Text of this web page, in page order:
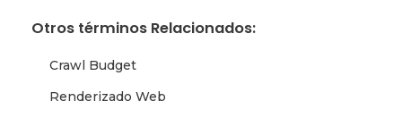
Otros términos Relacionados:
Crawl Budget
Renderizado Web